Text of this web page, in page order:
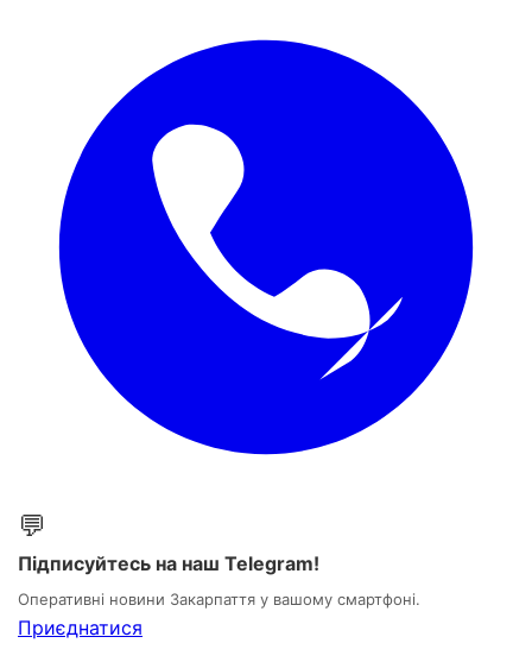
💬
Підписуйтесь на наш Telegram!
Оперативні новини Закарпаття у вашому смартфоні.
Приєднатися